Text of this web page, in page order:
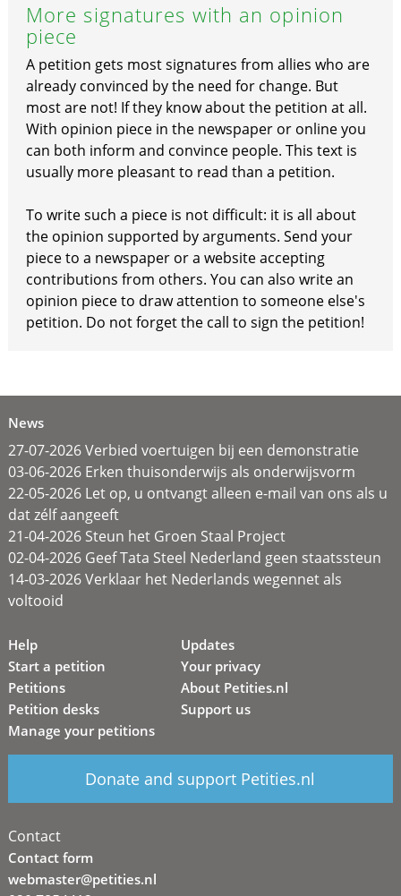
More signatures with an opinion
piece
A petition gets most signatures from allies who are
already convinced by the need for change. But
most are not! If they know about the petition at all.
With opinion piece in the newspaper or online you
can both inform and convince people. This text is
usually more pleasant to read than a petition.
To write such a piece is not difficult: it is all about
the opinion supported by arguments. Send your
piece to a newspaper or a website accepting
contributions from others. You can also write an
opinion piece to draw attention to someone else's
petition. Do not forget the call to sign the petition!
News
27-07-2026 Verbied voertuigen bij een demonstratie
03-06-2026 Erken thuisonderwijs als onderwijsvorm
22-05-2026 Let op, u ontvangt alleen e-mail van ons als u
dat zélf aangeeft
21-04-2026 Steun het Groen Staal Project
02-04-2026 Geef Tata Steel Nederland geen staatssteun
14-03-2026 Verklaar het Nederlands wegennet als
voltooid
Help
Start a petition
Petitions
Petition desks
Manage your petitions
Updates
Your privacy
About Petities.nl
Support us
Donate and support Petities.nl
Contact
Contact form
webmaster@petities.nl